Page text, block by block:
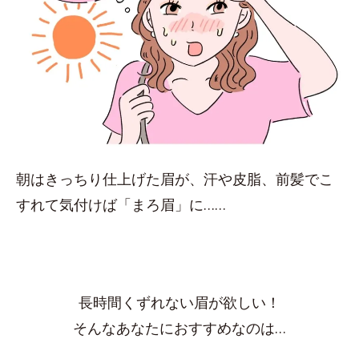
朝はきっちり仕上げた眉が、汗や皮脂、前髪でこ
すれて気付けば「まろ眉」に……
長時間くずれない眉が欲しい！
そんなあなたにおすすめなのは…